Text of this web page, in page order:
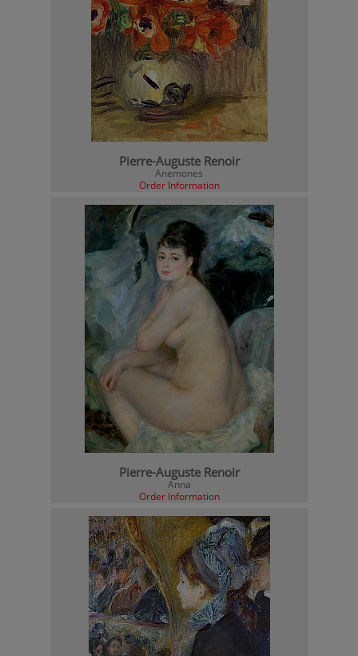
Pierre-Auguste Renoir
Anemones
Order Information
Pierre-Auguste Renoir
Anna
Order Information